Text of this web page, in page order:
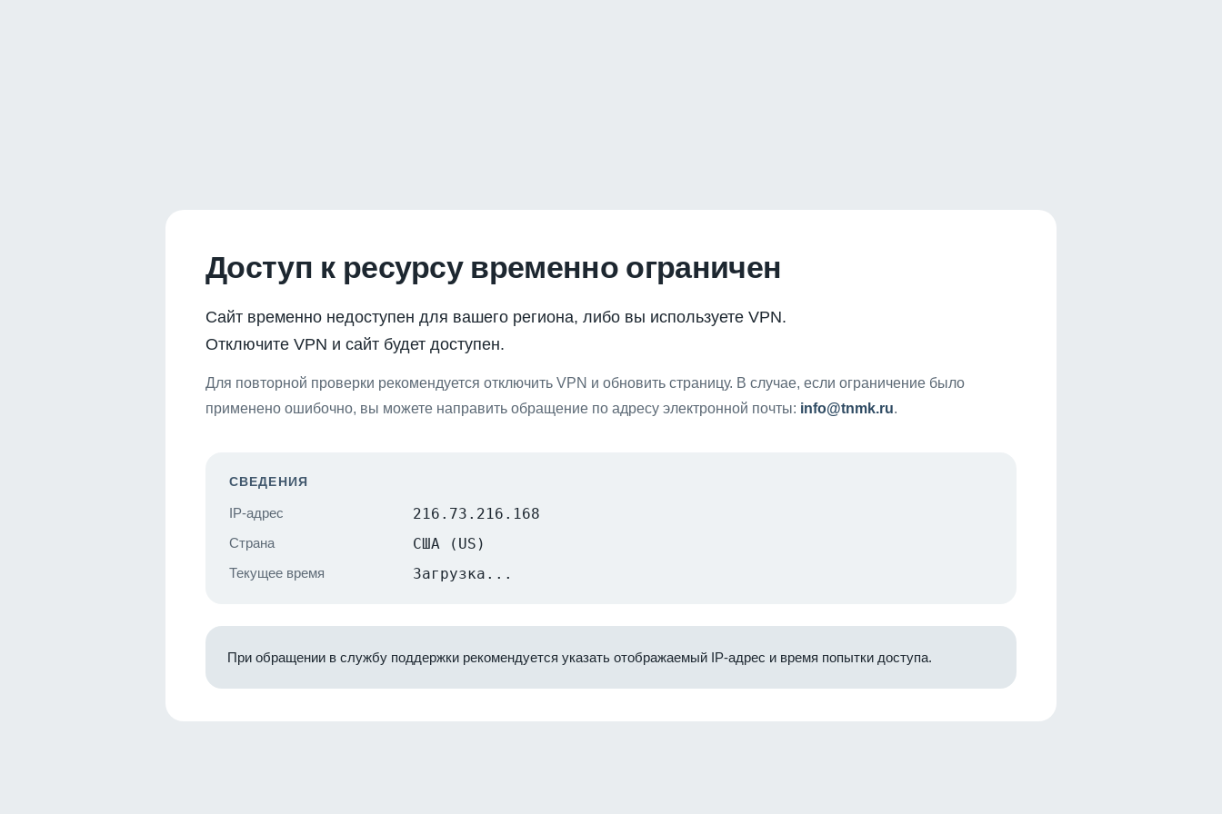
Доступ к ресурсу временно ограничен
Сайт временно недоступен для вашего региона, либо вы используете VPN.
Отключите VPN и сайт будет доступен.
Для повторной проверки рекомендуется отключить VPN и обновить страницу. В случае, если ограничение было
применено ошибочно, вы можете направить обращение по адресу электронной почты: info@tnmk.ru.
СВЕДЕНИЯ
IP-адрес 216.73.216.168
Страна США (US)
Текущее время Загрузка...
При обращении в службу поддержки рекомендуется указать отображаемый IP-адрес и время попытки доступа.